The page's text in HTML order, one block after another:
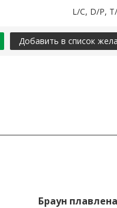
L/C, D/P,
Добавить в список
Браун